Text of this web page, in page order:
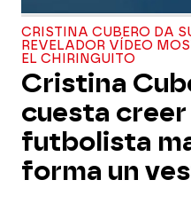
CRISTINA CUBERO DA
REVELADOR VÍDEO
EL CHIRINGUITO
Cristina
cuesta creer
futbolista
forma un